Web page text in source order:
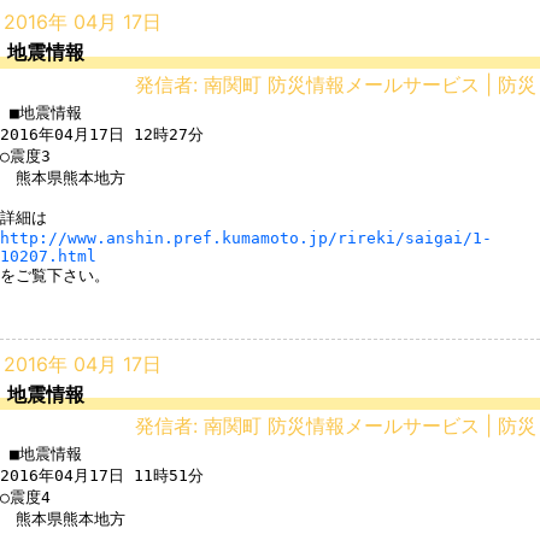
2016年 04月 17日
地震情報
発信者: 南関町 防災情報メールサービス | 防災
2016年04月17日 12時27分
○震度3
熊本県熊本地方
http://www.anshin.pref.kumamoto.jp/rireki/saigai/1-
10207.html
をご覧下さい。
2016年 04月 17日
地震情報
発信者: 南関町 防災情報メールサービス | 防災
2016年04月17日 11時51分
○震度4
熊本県熊本地方